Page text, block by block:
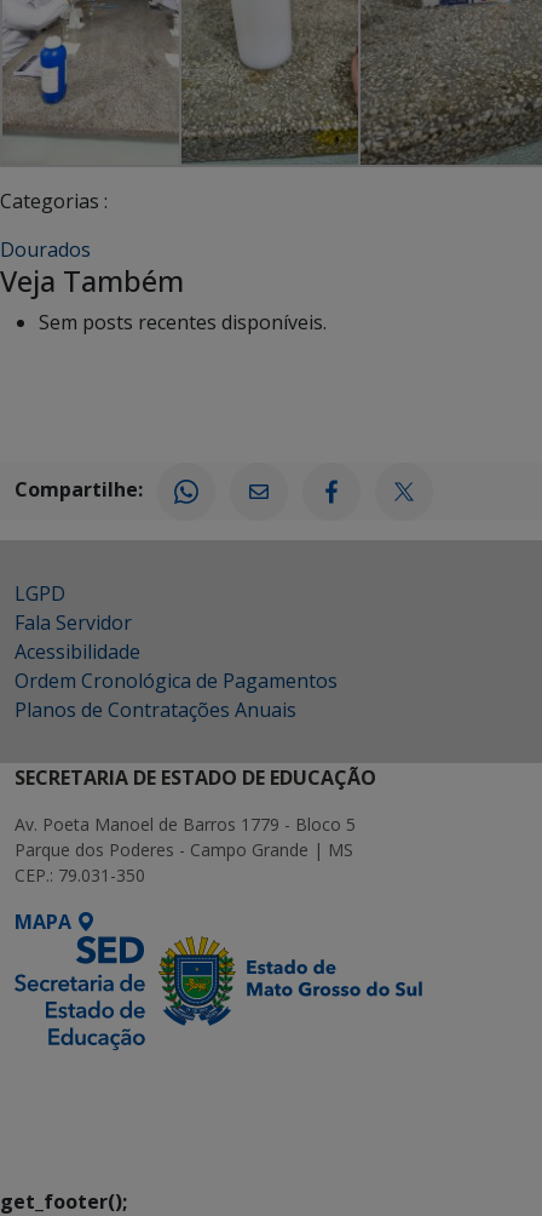
Categorias :
Dourados
Veja Também
Sem posts recentes disponíveis.
Compartilhe:
LGPD
Fala Servidor
Acessibilidade
Ordem Cronológica de Pagamentos
Planos de Contratações Anuais
SECRETARIA DE ESTADO DE EDUCAÇÃO
Av. Poeta Manoel de Barros 1779 - Bloco 5
Parque dos Poderes - Campo Grande | MS
CEP.: 79.031-350
MAPA
get_footer();